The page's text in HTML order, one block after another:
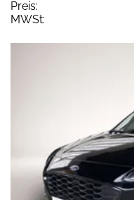
Preis:
MWSt: